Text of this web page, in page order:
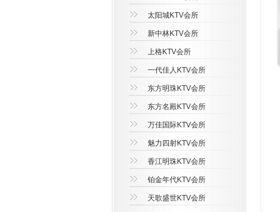
太阳城KTV会所
新中林KTV会所
上格KTV会所
一代佳人KTV会所
东方明珠KTV会所
东方名殿KTV会所
万佳国际KTV会所
魅力四射KTV会所
香江明珠KTV会所
铂金年代KTV会所
天歌盛世KTV会所